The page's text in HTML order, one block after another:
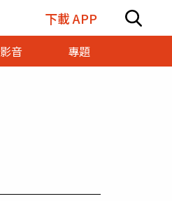
下載 APP
影音 專題